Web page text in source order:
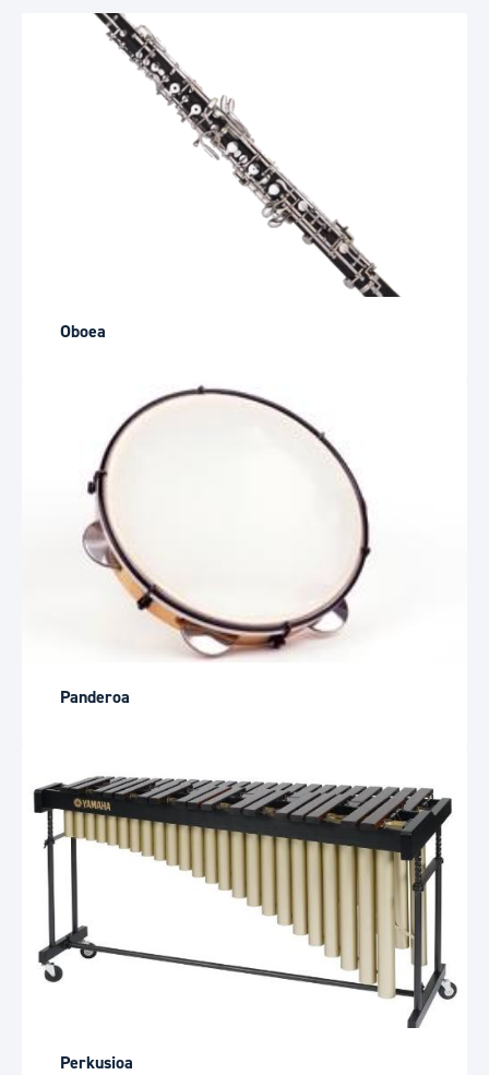
Oboea
Panderoa
Perkusioa